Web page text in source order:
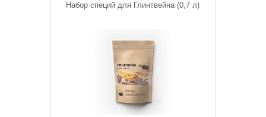
Набор специй для Глинтвейна (0,7 л)